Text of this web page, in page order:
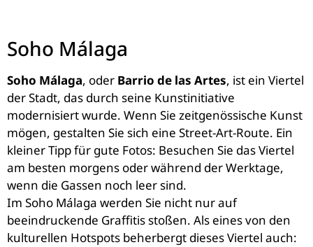
Soho Málaga
Soho Málaga, oder Barrio de las Artes, ist ein Viertel
der Stadt, das durch seine Kunstinitiative
modernisiert wurde. Wenn Sie zeitgenössische Kunst
mögen, gestalten Sie sich eine Street-Art-Route. Ein
kleiner Tipp für gute Fotos: Besuchen Sie das Viertel
am besten morgens oder während der Werktage,
wenn die Gassen noch leer sind.
Im Soho Málaga werden Sie nicht nur auf
beeindruckende Graffitis stoßen. Als eines von den
kulturellen Hotspots beherbergt dieses Viertel auch: